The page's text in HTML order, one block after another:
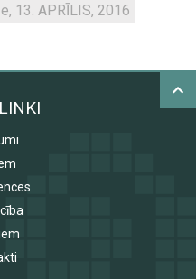
13. APRĪLIS, 2016
LINKI